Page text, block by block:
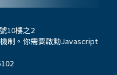
10樓之2
制。你需要啟動Javascript